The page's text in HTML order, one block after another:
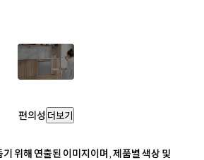
편의성 더보기
위해 연출된 이미지이며, 제품별 색상 및